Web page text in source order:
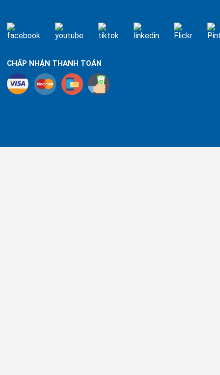
CHẤP NHẬN THANH TOÁN